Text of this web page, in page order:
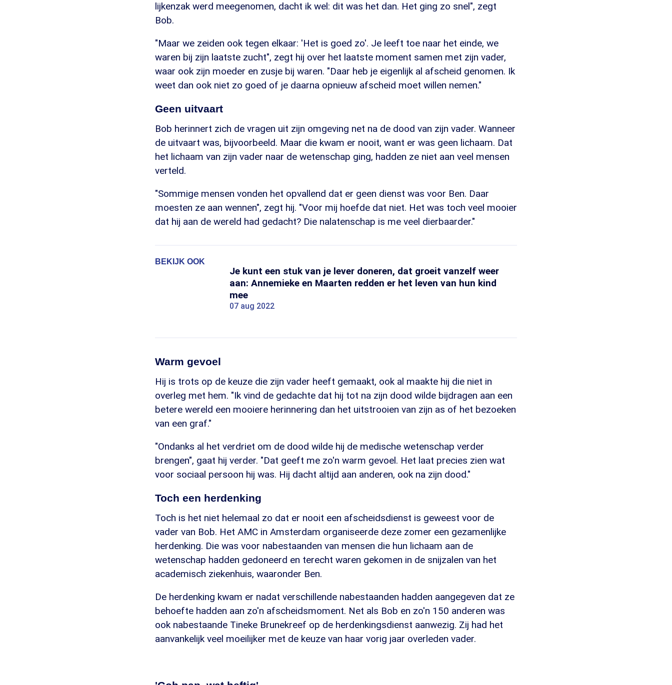
lijkenzak werd meegenomen, dacht ik wel: dit was het dan. Het ging zo snel", zegt
Bob.
"Maar we zeiden ook tegen elkaar: 'Het is goed zo'. Je leeft toe naar het einde, we
waren bij zijn laatste zucht", zegt hij over het laatste moment samen met zijn vader,
waar ook zijn moeder en zusje bij waren. "Daar heb je eigenlijk al afscheid genomen. Ik
weet dan ook niet zo goed of je daarna opnieuw afscheid moet willen nemen."
Geen uitvaart
Bob herinnert zich de vragen uit zijn omgeving net na de dood van zijn vader. Wanneer
de uitvaart was, bijvoorbeeld. Maar die kwam er nooit, want er was geen lichaam. Dat
het lichaam van zijn vader naar de wetenschap ging, hadden ze niet aan veel mensen
verteld.
"Sommige mensen vonden het opvallend dat er geen dienst was voor Ben. Daar
moesten ze aan wennen", zegt hij. "Voor mij hoefde dat niet. Het was toch veel mooier
dat hij aan de wereld had gedacht? Die nalatenschap is me veel dierbaarder."
BEKIJK OOK
Je kunt een stuk van je lever doneren, dat groeit vanzelf weer
aan: Annemieke en Maarten redden er het leven van hun kind
mee
07 aug 2022
Warm gevoel
Hij is trots op de keuze die zijn vader heeft gemaakt, ook al maakte hij die niet in
overleg met hem. "Ik vind de gedachte dat hij tot na zijn dood wilde bijdragen aan een
betere wereld een mooiere herinnering dan het uitstrooien van zijn as of het bezoeken
van een graf."
"Ondanks al het verdriet om de dood wilde hij de medische wetenschap verder
brengen", gaat hij verder. "Dat geeft me zo'n warm gevoel. Het laat precies zien wat
voor sociaal persoon hij was. Hij dacht altijd aan anderen, ook na zijn dood."
Toch een herdenking
Toch is het niet helemaal zo dat er nooit een afscheidsdienst is geweest voor de
vader van Bob. Het AMC in Amsterdam organiseerde deze zomer een gezamenlijke
herdenking. Die was voor nabestaanden van mensen die hun lichaam aan de
wetenschap hadden gedoneerd en terecht waren gekomen in de snijzalen van het
academisch ziekenhuis, waaronder Ben.
De herdenking kwam er nadat verschillende nabestaanden hadden aangegeven dat ze
behoefte hadden aan zo'n afscheidsmoment. Net als Bob en zo'n 150 anderen was
ook nabestaande Tineke Brunekreef op de herdenkingsdienst aanwezig. Zij had het
aanvankelijk veel moeilijker met de keuze van haar vorig jaar overleden vader.